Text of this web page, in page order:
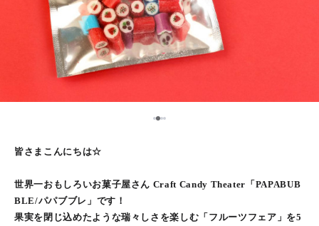
123
皆さまこんにちは☆
世界一おもしろいお菓子屋さん Craft Candy Theater「PAPABUB
BLE/パパブブレ」です！
果実を閉じ込めたような瑞々しさを楽しむ「フルーツフェア」を5